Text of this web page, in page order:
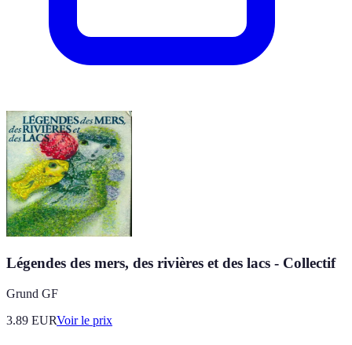
Légendes des mers, des rivières et des lacs - Collectif
Grund GF
3.89 EURVoir le prix